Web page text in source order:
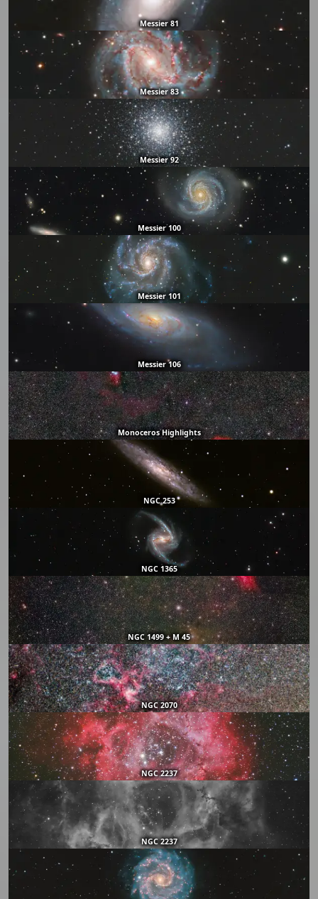
Messier 81
Messier 83
Messier 92
Messier 100
Messier 101
Messier 106
Monoceros Highlights
NGC 253
NGC 1365
NGC 1499 + M 45
NGC 2070
NGC 2237
NGC 2237